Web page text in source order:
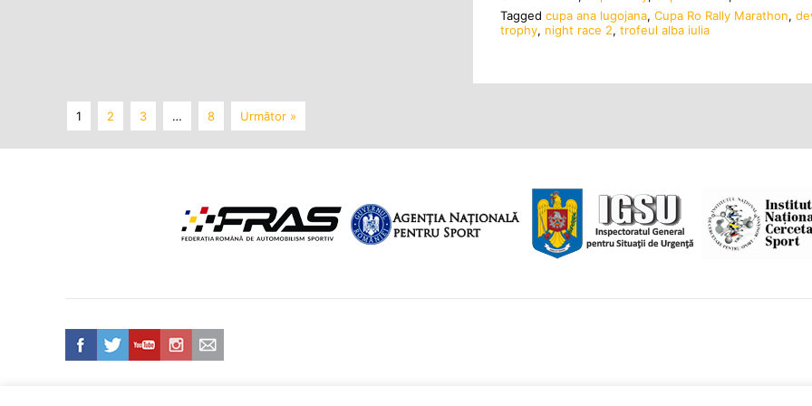
Tagged cupa ana lugojana, Cupa Ro Rally Marathon,
trophy, night race 2, trofeul alba iulia
1 2 3 … 8 Următor »